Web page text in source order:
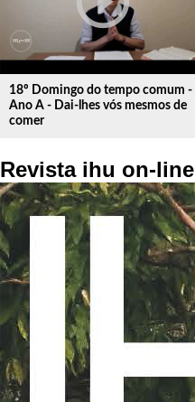
18º Domingo do tempo comum -
Ano A - Dai-lhes vós mesmos de
comer
Revista ihu on-line